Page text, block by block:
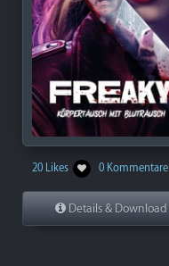
20 Likes 0 Kommentare
Details & Download